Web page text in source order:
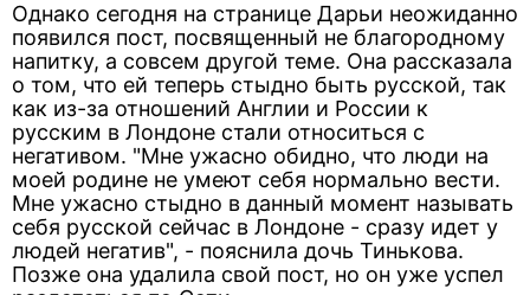
Однако сегодня на странице Дарьи неожиданно
появился пост, посвященный не благородному
напитку, а совсем другой теме. Она рассказала
о том, что ей теперь стыдно быть русской, так
как из-за отношений Англии и России к
русским в Лондоне стали относиться с
негативом. "Мне ужасно обидно, что люди на
моей родине не умеют себя нормально вести.
Мне ужасно стыдно в данный момент называть
себя русской сейчас в Лондоне - сразу идет у
людей негатив", - пояснила дочь Тинькова.
Позже она удалила свой пост, но он уже успел